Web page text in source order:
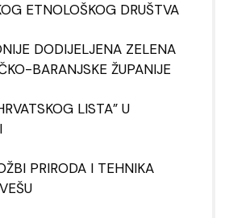
ETNOLOŠKOG DRUŠTVA
DODIJELJENA ZELENA
BARANJSKE ŽUPANIJE
LISTA” U
PRIRODA I TEHNIKA